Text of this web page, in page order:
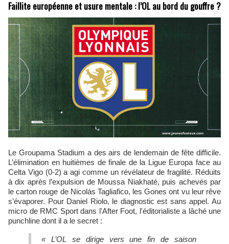
Faillite européenne et usure mentale : l’OL au bord du gouffre ?
Le Groupama Stadium a des airs de lendemain de fête difficile.
L’élimination en huitièmes de finale de la Ligue Europa face au
Celta Vigo (0-2) a agi comme un révélateur de fragilité. Réduits
à dix après l’expulsion de Moussa Niakhaté, puis achevés par
le carton rouge de Nicolás Tagliafico, les Gones ont vu leur rêve
s’évaporer. Pour Daniel Riolo, le diagnostic est sans appel. Au
micro de RMC Sport dans l'After Foot, l'éditorialiste a lâché une
punchline dont il a le secret :
« L’OL se dirige vers une fin de saison